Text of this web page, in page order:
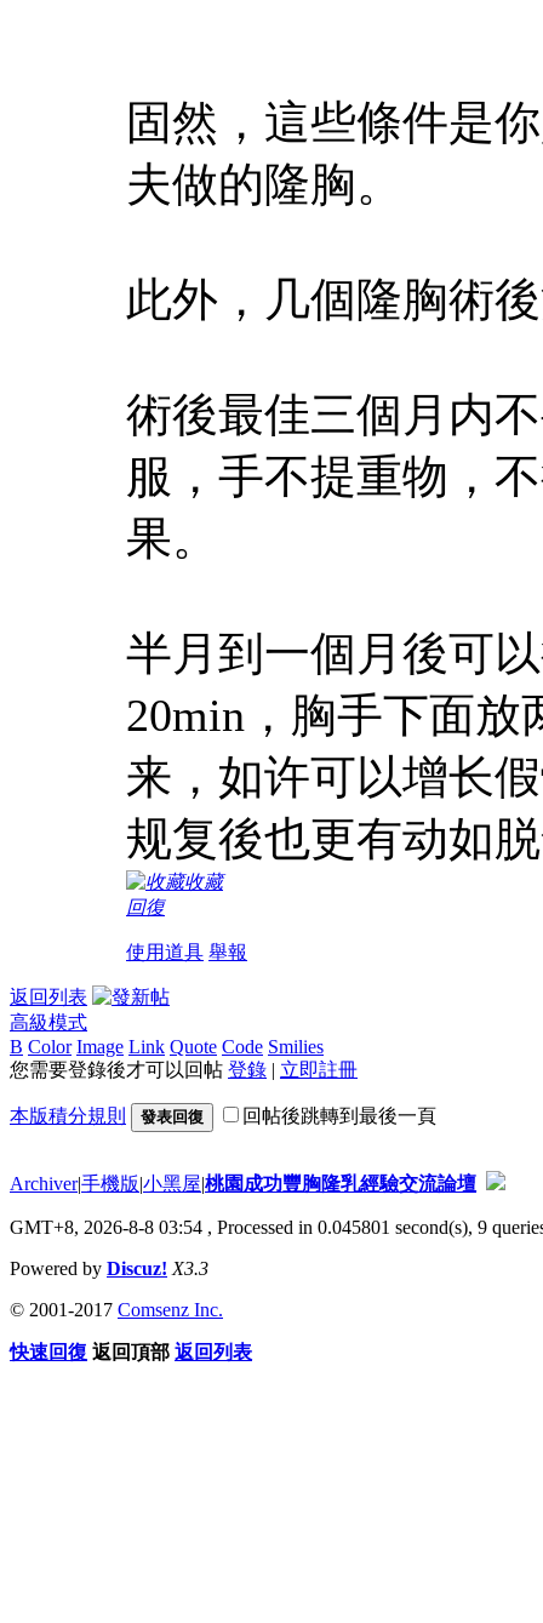
固然，這些條件是
夫做的隆胸。
此外，几個隆胸術
術後最佳三個月内
服，手不提重物，
果。
半月到一個月後可
20min，胸手下面
来，如许可以增长
规复後也更有动如
收藏
回復
使用道具 舉報
返回列表
高級模式
B Color Image Link Quote Code Smilies
您需要登錄後才可以回帖 登錄 | 立即註冊
本版積分規則 發表回復 回帖後跳轉到最後一頁
Archiver|手機版|小黑屋|桃園成功豐胸隆乳經驗交流論壇
GMT+8, 2026-8-8 03:54 , Processed in 0.045801 second(s), 9
Powered by Discuz! X3.3
© 2001-2017 Comsenz Inc.
快速回復 返回頂部 返回列表